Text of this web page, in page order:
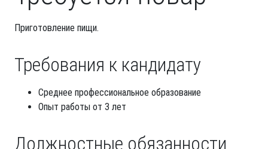
Приготовление пищи.
Требования к кандидату
Среднее профессиональное образование
Опыт работы от 3 лет
Должностные обязанности